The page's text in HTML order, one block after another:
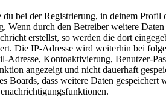
bei der Registrierung, in deinem
Wenn durch den Betreiber weitere
erstellst, so werden die dort
Die IP-Adresse wird weiterhin bei
Adresse, Kontoaktivierung, Benutzer-
angezeigt und nicht dauerhaft
Boards, dass weitere Daten